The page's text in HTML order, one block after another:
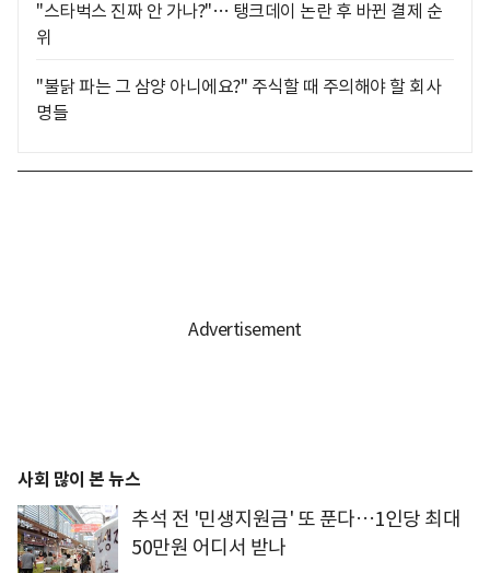
"스타벅스 진짜 안 가나?"… 탱크데이 논란 후 바뀐 결제 순
위
"불닭 파는 그 삼양 아니에요?" 주식할 때 주의해야 할 회사
명들
사회 많이 본 뉴스
추석 전 '민생지원금' 또 푼다…1인당 최대
50만원 어디서 받나